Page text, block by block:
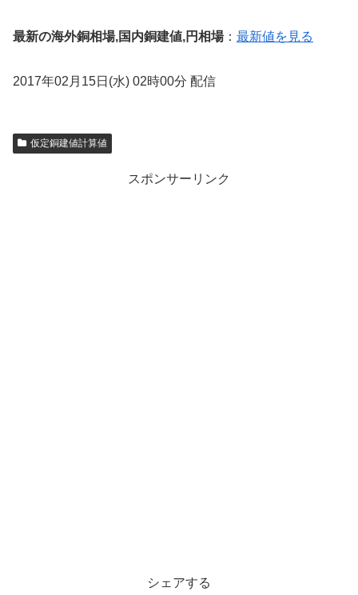
最新の海外銅相場,国内銅建値,円相場： 最新値を見る
2017年02月15日(水) 02時00分 配信
仮定銅建値計算値
スポンサーリンク
シェアする